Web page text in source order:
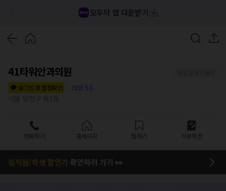
모두닥 앱 다운받기
41타워안과의원
로그인 후 별점확인
리뷰53
전화하기 홈페이지 찜하기 리뷰작성
임직원/학생 할인가 확인하러 가기 👀